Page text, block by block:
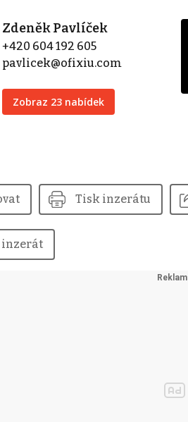
Zdeněk Pavlíček
+420 604 192 605
pavlicek@ofixiu.com
Zobraz 23 nabídek
Tisk inzerátu